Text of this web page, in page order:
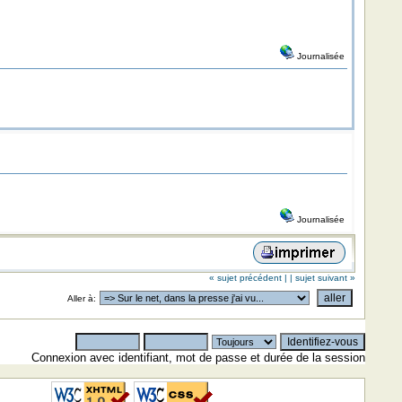
Journalisée
Journalisée
« sujet précédent | | sujet suivant »
Aller à:
Connexion avec identifiant, mot de passe et durée de la session